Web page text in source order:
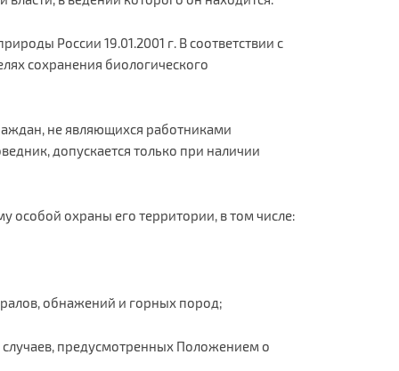
России 19.01.2001 г. В соответствии с
сохранения биологического
не являющихся работниками
допускается только при наличии
особой охраны его территории, в том числе:
обнажений и горных пород;
случаев, предусмотренных Положением о